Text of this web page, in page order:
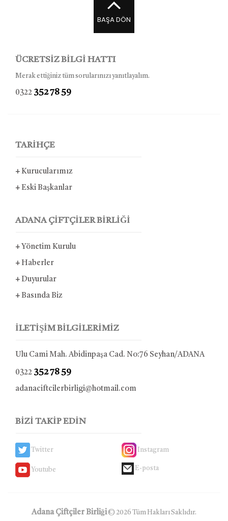
BAŞA DÖN
ÜCRETSİZ BİLGİ HATTI
Merak ettiğiniz tüm sorularınızı yanıtlayalım.
0322 352 78 59
TARİHÇE
+ Kurucularımız
+ Eski Başkanlar
ADANA ÇİFTÇİLER BİRLİĞİ
+ Yönetim Kurulu
+ Haberler
+ Duyurular
+ Basında Biz
İLETİŞİM BİLGİLERİMİZ
Ulu Cami Mah. Abidinpaşa Cad. No:76 Seyhan/ADANA
0322 352 78 59
adanaciftcilerbirligi@hotmail.com
BİZİ TAKİP EDİN
Twitter
Youtube
Instagram
E-posta
Adana Çiftçiler Birliği© 2026 Tüm Hakları Saklıdır.